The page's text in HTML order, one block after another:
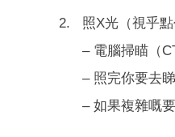
照X光（視乎
– 電腦掃瞄（
– 照完你要去
– 如果複雜嘅